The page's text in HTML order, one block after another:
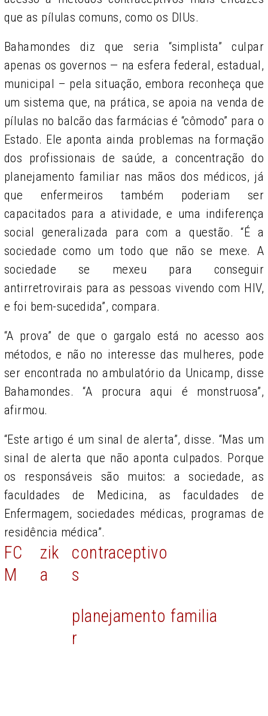
que as pílulas comuns, como os DIUs.
Bahamondes diz que seria “simplista” culpar
apenas os governos — na esfera federal, estadual,
municipal – pela situação, embora reconheça que
um sistema que, na prática, se apoia na venda de
pílulas no balcão das farmácias é “cômodo” para o
Estado. Ele aponta ainda problemas na formação
dos profissionais de saúde, a concentração do
planejamento familiar nas mãos dos médicos, já
que enfermeiros também poderiam ser
capacitados para a atividade, e uma indiferença
social generalizada para com a questão. “É a
sociedade como um todo que não se mexe. A
sociedade se mexeu para conseguir
antirretrovirais para as pessoas vivendo com HIV,
e foi bem-sucedida”, compara.
“A prova” de que o gargalo está no acesso aos
métodos, e não no interesse das mulheres, pode
ser encontrada no ambulatório da Unicamp, disse
Bahamondes. “A procura aqui é monstruosa”,
afirmou.
“Este artigo é um sinal de alerta”, disse. “Mas um
sinal de alerta que não aponta culpados. Porque
os responsáveis são muitos: a sociedade, as
faculdades de Medicina, as faculdades de
Enfermagem, sociedades médicas, programas de
residência médica”.
FC
M
zik
a
contraceptivo
s
planejamento familia
r